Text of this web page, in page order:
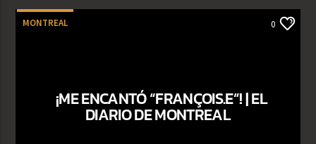
MONTREAL 0
¡ME ENCANTÓ “FRANÇOIS.E”! | EL
DIARIO DE MONTREAL